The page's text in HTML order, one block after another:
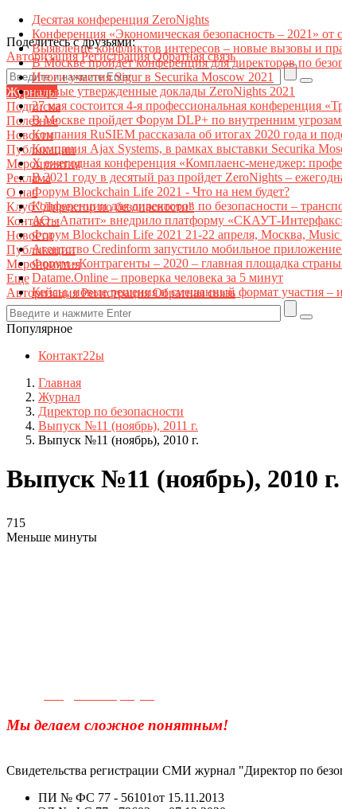
Поделитесь с друзьями:
АвторизацияРегистрацияОбратная связь
Журналы
Подписка
Полезное
Новости
Публикации
Мероприятия
Реклама
О нас
Клуб "Директор по безопасности"
Контакты
Новости
Публикации
Мероприятия
Еще
АвторизацияРегистрацияОбратная связь
Популярное
Десятая конференция ZeroNights
Конференция «Экономическая безопасность – 2021» от
Выявление конфликтов интересов – новые вызовы и
В Москве пройдет конференция для директоров по
Итоги участия Sigur в Securika Moscow 2021
Первые утвержденные доклады ZeroNights 2021
27 мая состоится 4-я профессиональная конференция
В Москве пройдет Форум DLP+ по внутренним угрозам
Компания RuSIEM рассказала об итогах 2020 года и
Компания Ajax Systems, в рамках выставки Securika
X ежегодная конференция «Комплаенс-менеджер:
В 2021 году в десятый раз пройдет ZeroNights –
Форум Blockchain Life 2021 - Что на нем будет?
Конференции для директоров по безопасности –
АО «Апатит» внедрило платформу «СКАУТ-
Форум Blockchain Life 2021 21-22 апреля, Москва, Music
Агентство Credinform запустило мобильное
Форум «Контрагенты – 2020 – главная площадка
Datame.Online – проверка человека за 5 минут
Кейсы, новые решения и смешанный формат участия –
Контакт22ы
Главная
Журнал
Директор по безопасности
Выпуск №11 (ноябрь), 2011 г.
Выпуск №11 (ноябрь), 2010 г.
Выпуск №11 (ноябрь), 2010 г.
715
Меньше минуты
Мы делаем сложное понятным!
Свидетельства регистрации СМИ журнал "Директор по
ПИ № ФС 77 - 56101от 15.11.2013